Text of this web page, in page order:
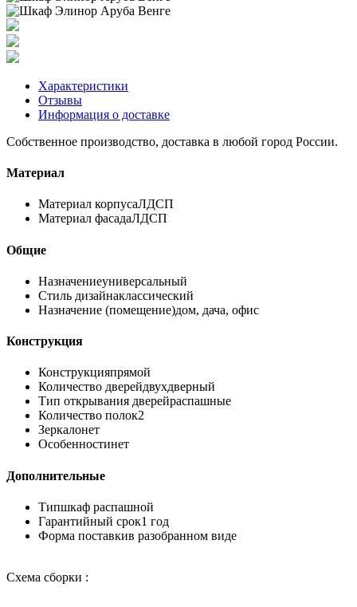
Характеристики
Отзывы
Информация о доставке
Собственное производство, доставка в любой город России.
Материал
Материал корпусаЛДСП
Материал фасадаЛДСП
Общие
Назначениеуниверсальный
Стиль дизайнаклассический
Назначение (помещение)дом, дача, офис
Конструкция
Конструкцияпрямой
Количество дверейдвухдверный
Тип открывания дверейраспашные
Количество полок2
Зеркалонет
Особенностинет
Дополнительные
Типшкаф распашной
Гарантийный срок1 год
Форма поставкив разобранном виде
Схема сборки :